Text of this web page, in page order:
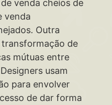
venda cheios de
venda
Outra
de
mútuas entre
usam
para envolver
de dar forma